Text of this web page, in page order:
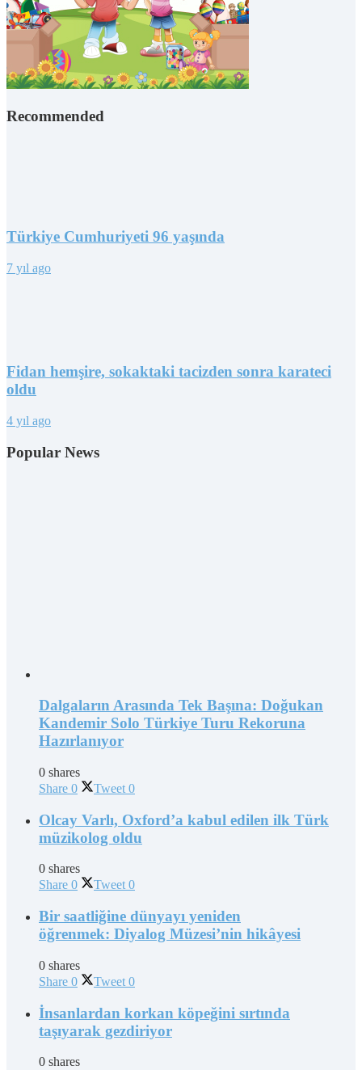
Recommended
Türkiye Cumhuriyeti 96 yaşında
7 yıl ago
Fidan hemşire, sokaktaki tacizden sonra karateci
oldu
4 yıl ago
Popular News
Dalgaların Arasında Tek Başına: Doğukan
Kandemir Solo Türkiye Turu Rekoruna
Hazırlanıyor
0 shares
Share 0 Tweet 0
Olcay Varlı, Oxford’a kabul edilen ilk Türk
müzikolog oldu
0 shares
Share 0 Tweet 0
Bir saatliğine dünyayı yeniden
öğrenmek: Diyalog Müzesi’nin hikâyesi
0 shares
Share 0 Tweet 0
İnsanlardan korkan köpeğini sırtında
taşıyarak gezdiriyor
0 shares